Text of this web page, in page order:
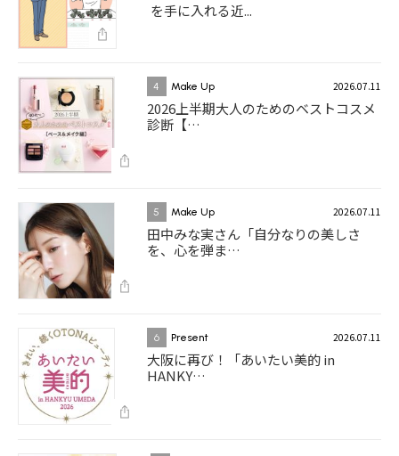
を手に入れる近...
4 Make Up 2026.07.11
2026上半期大人のためのベストコスメ
診断【…
5 Make Up 2026.07.11
田中みな実さん「自分なりの美しさ
を、心を弾ま…
6 Present 2026.07.11
大阪に再び！「あいたい美的 in
HANKY…